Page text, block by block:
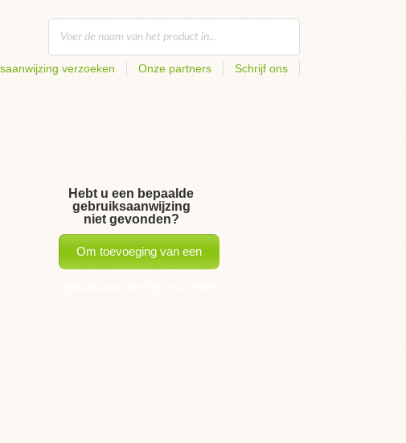
verzoeken Onze partners Schrijf ons
Hebt u een bepaalde
gebruiksaanwijzing
niet gevonden?
Om toevoeging van een